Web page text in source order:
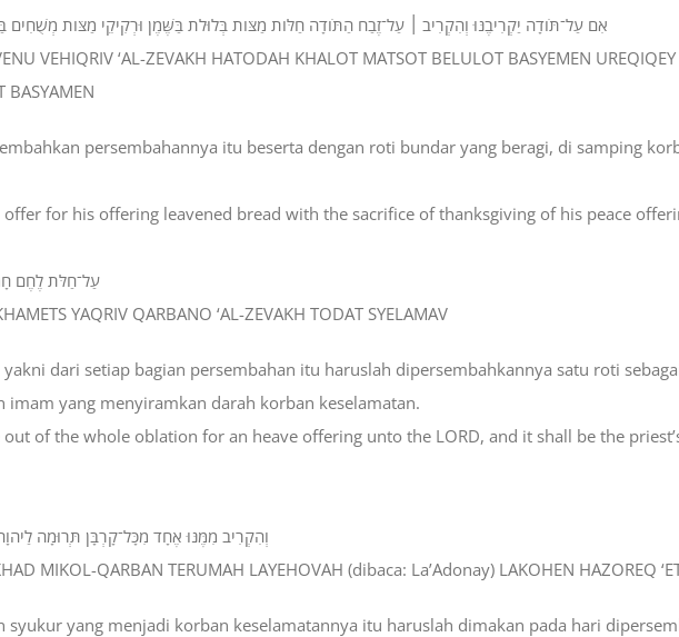
אִם עַל־תֹּודָה יַקְרִיבֶנּוּ וְהִקְרִיב ׀ עַל־זֶבַח הַתֹּודָה חַלֹּות מַצֹּות בְּלוּלֹת בַּשֶּׁמֶן וּרְקִיקֵי מַצֹּות
VEHIQRIV ‘AL-ZEVAKH HATODAH KHALOT MATSOT BELULOT BASYEMEN
BASYAMEN
persembahannya itu beserta dengan roti bundar yang beragi, di samping
offer for his offering leavened bread with the sacrifice of thanksgiving of his peace
עַל־חַלֹּת לֶחֶם
YAQRIV QARBANO ‘AL-ZEVAKH TODAT SYELAMAV
dari setiap bagian persembahan itu haruslah dipersembahkannya satu roti
imam yang menyiramkan darah korban keselamatan.
out of the whole oblation for an heave offering unto the LORD, and it shall be the
וְהִקְרִיב מִמֶּנּוּ אֶחָד מִכָּל־קָרְבָּן תְּרוּמָה
MIKOL-QARBAN TERUMAH LAYEHOVAH (dibaca: La’Adonay) LAKOHEN HAZOREQ
syukur yang menjadi korban keselamatannya itu haruslah dimakan pada hari